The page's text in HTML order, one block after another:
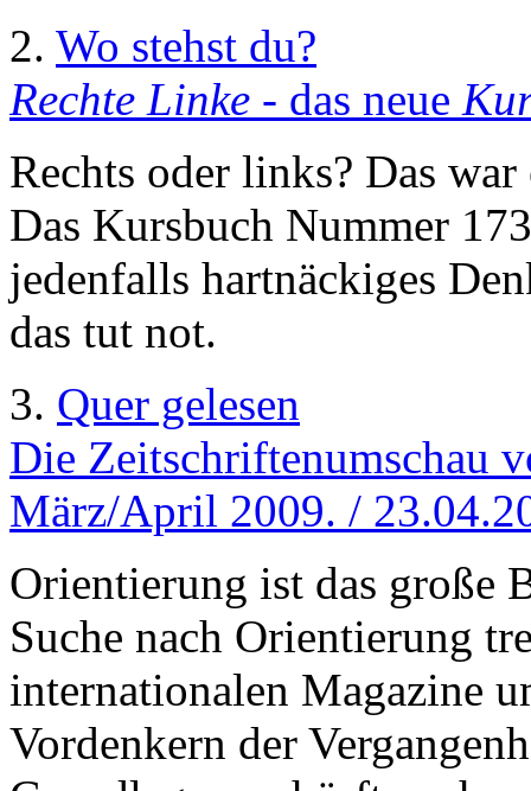
2. Wo stehst du?
Rechte Linke - das neue
Rechts oder links? Das
Das Kursbuch Nummer
jedenfalls hartnäckiges
das tut not.
3. Quer gelesen
Die Zeitschriftenumschau
März/April 2009. /
Orientierung ist das große
Suche nach Orientierung
internationalen Magazine
Vordenkern der